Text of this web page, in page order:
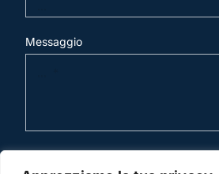
Messaggio
invia mail